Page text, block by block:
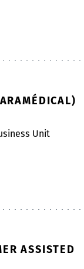
Unit
ASSISTED